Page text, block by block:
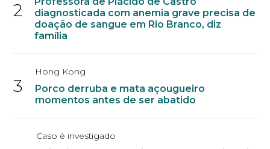
2
diagnosticada com anemia grave precisa de
doação de sangue em Rio Branco, diz
família
3
Hong Kong
Porco derruba e mata açougueiro
momentos antes de ser abatido
Caso é investigado